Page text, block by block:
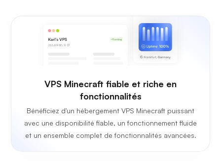
VPS Minecraft fiable et riche en
fonctionnalités
Bénéficiez d'un hébergement VPS Minecraft puissant
avec une disponibilité fiable, un fonctionnement fluide
et un ensemble complet de fonctionnalités avancées.